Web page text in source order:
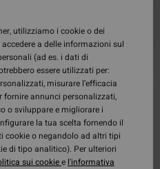
utilizziamo i cookie o dei
a delle informazioni sul
(ad es. i dati di
essere utilizzati per:
misurare l’efficacia
fornire annunci personalizzati,
o sviluppare e migliorare i
la tua scelta fornendo il
cookie o negandolo ad altri tipi
di tipo analitico). Per ulteriori
sui cookiee l'informativa